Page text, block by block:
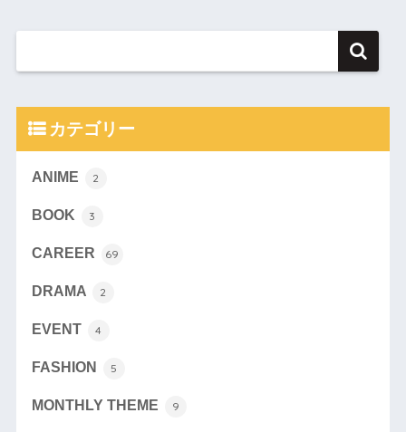
カテゴリー
ANIME 2
BOOK 3
CAREER 69
DRAMA 2
EVENT 4
FASHION 5
MONTHLY THEME 9